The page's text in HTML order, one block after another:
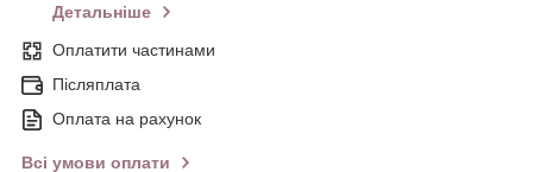
Детальніше
Оплатити частинами
Післяплата
Оплата на рахунок
Всі умови оплати